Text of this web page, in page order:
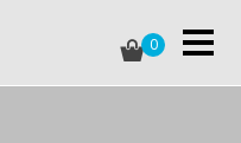
0